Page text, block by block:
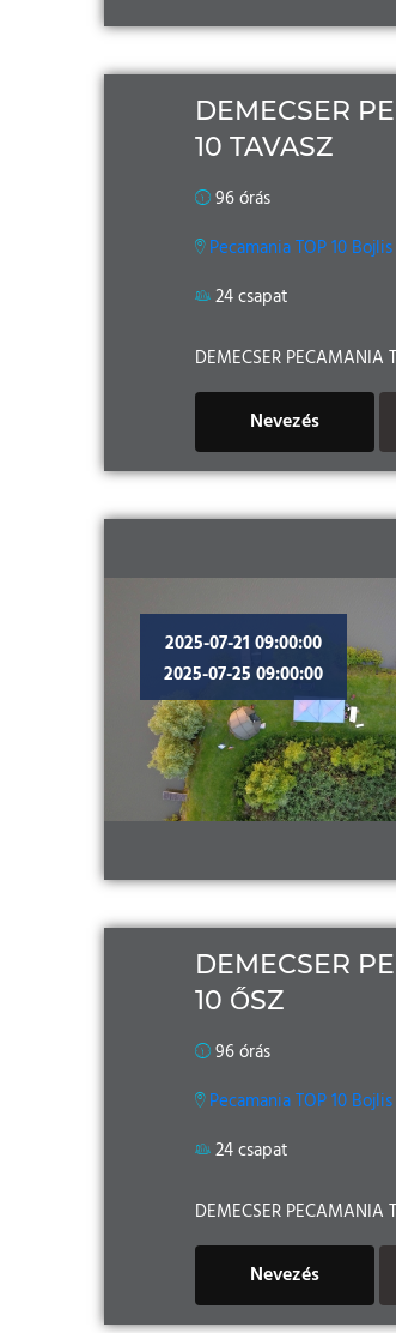
DEMECSER
10 TAVASZ
96 órás
Pecamania TOP 10
24 csapat
DEMECSER PECAMANIA
Nevezés
2025-07-21 09:00:00
2025-07-25 09:00:00
DEMECSER
10 ŐSZ
96 órás
Pecamania TOP 10
24 csapat
DEMECSER PECAMANIA
Nevezés